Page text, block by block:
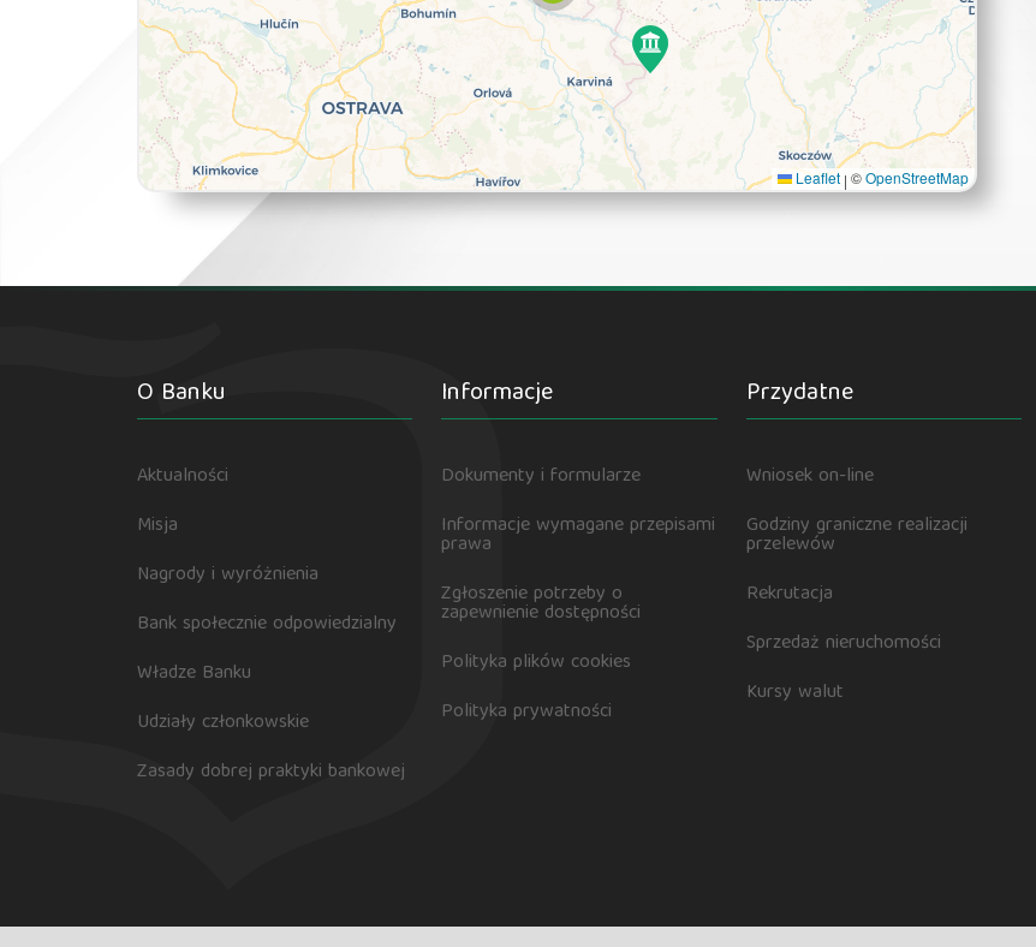
Leaflet | ©OpenStreetMap
O Banku
Aktualności
Misja
Nagrody i wyróżnienia
Bank społecznie odpowiedzialny
Władze Banku
Udziały członkowskie
Zasady dobrej praktyki bankowej
Informacje
Dokumenty i formularze
Informacje wymagane przepisami
prawa
Zgłoszenie potrzeby o
zapewnienie dostępności
Polityka plików cookies
Polityka prywatności
Przydatne
Wniosek on-line
Godziny graniczne realizacji
przelewów
Rekrutacja
Sprzedaż nieruchomości
Kursy walut